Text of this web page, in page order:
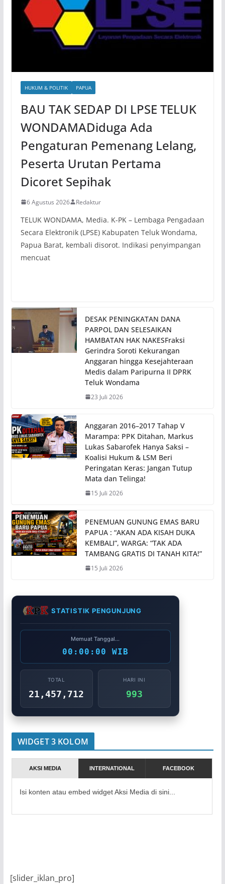
HUKUM & POLITIK PAPUA
BAU TAK SEDAP DI LPSE TELUK
WONDAMADiduga Ada
Pengaturan Pemenang Lelang,
Peserta Urutan Pertama
Dicoret Sepihak
6 Agustus 2026 Redaktur
TELUK WONDAMA, Media. K-PK – Lembaga Pengadaan
Secara Elektronik (LPSE) Kabupaten Teluk Wondama,
Papua Barat, kembali disorot. Indikasi penyimpangan
mencuat
DESAK PENINGKATAN DANA
PARPOL DAN SELESAIKAN
HAMBATAN HAK NAKESFraksi
Gerindra Soroti Kekurangan
Anggaran hingga Kesejahteraan
Medis dalam Paripurna II DPRK
Teluk Wondama
23 Juli 2026
Anggaran 2016–2017 Tahap V
Marampa: PPK Ditahan, Markus
Lukas Sabarofek Hanya Saksi –
Koalisi Hukum & LSM Beri
Peringatan Keras: Jangan Tutup
Mata dan Telinga!
15 Juli 2026
PENEMUAN GUNUNG EMAS BARU
PAPUA : “AKAN ADA KISAH DUKA
KEMBALI”, WARGA: “TAK ADA
TAMBANG GRATIS DI TANAH KITA!”
15 Juli 2026
STATISTIK PENGUNJUNG
Memuat Tanggal...
00:00:00 WIB
TOTAL
21,457,712
HARI INI
993
WIDGET 3 KOLOM
AKSI MEDIA INTERNATIONAL FACEBOOK
Isi konten atau embed widget Aksi Media di sini...
[slider_iklan_pro]